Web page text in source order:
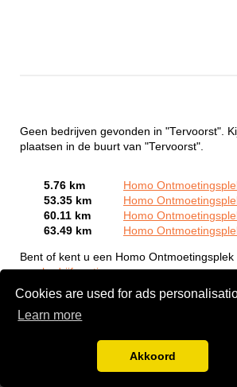
Cookies are used for ads
Learn more
Akkoord
Geen bedrijven gevonden in "Tervoorst".
plaatsen in de buurt van "Tervoorst".
5.76 km
Homo
53.35 km
Homo
60.11 km
Homo
63.49 km
Homo
Bent of kent u een Homo
een bedrijf gratis aan